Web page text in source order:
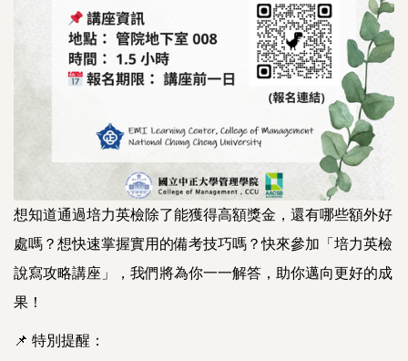
想知道通過培力英檢除了能獲得高額獎金，還有哪些額外好
處嗎？想快速掌握實用的備考技巧嗎？快來參加「培力英檢
說寫攻略講座」，我們將為你一一解答，助你邁向更好的成
果！
📌 特別提醒：